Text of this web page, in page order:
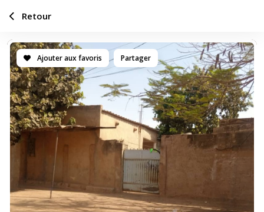
Ajouter aux favoris Partager
Retour